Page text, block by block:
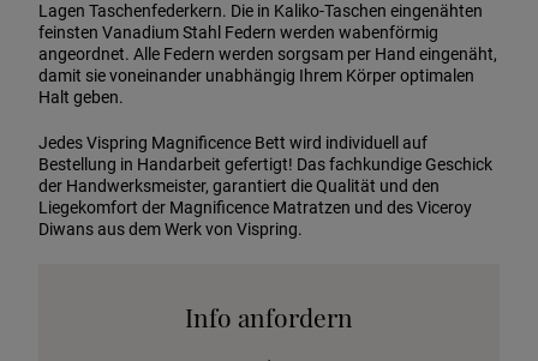
Lagen Taschenfederkern. Die in Kaliko-Taschen eingenähten
feinsten Vanadium Stahl Federn werden wabenförmig
angeordnet. Alle Federn werden sorgsam per Hand eingenäht,
damit sie voneinander unabhängig Ihrem Körper optimalen
Halt geben.
Jedes Vispring Magnificence Bett wird individuell auf
Bestellung in Handarbeit gefertigt! Das fachkundige Geschick
der Handwerksmeister, garantiert die Qualität und den
Liegekomfort der Magnificence Matratzen und des Viceroy
Diwans aus dem Werk von Vispring.
Info anfordern